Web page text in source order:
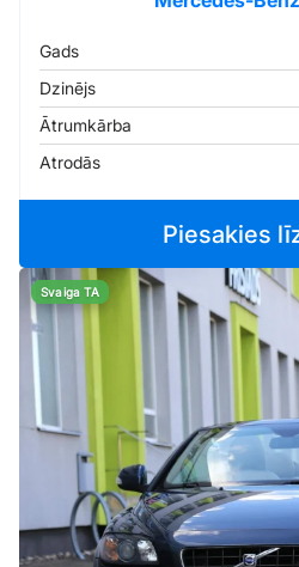
Gads
Dzinējs
Ātrumkārba
Atrodās
Piesakies
Svaiga TA